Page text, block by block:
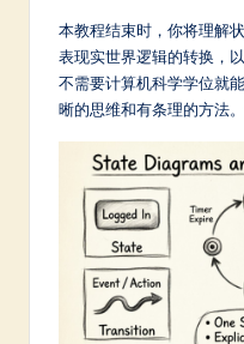
d
C
hi
本教程结束时，你将理解
表现实世界逻辑的转换，
不需要计算机科学学位就
晰的思维和有条理的方法